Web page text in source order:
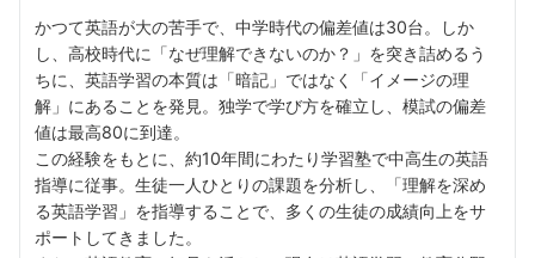
かつて英語が大の苦手で、中学時代の偏差値は30台。しか
し、高校時代に「なぜ理解できないのか？」を突き詰めるう
ちに、英語学習の本質は「暗記」ではなく「イメージの理
解」にあることを発見。独学で学び方を確立し、模試の偏差
値は最高80に到達。
この経験をもとに、約10年間にわたり学習塾で中高生の英語
指導に従事。生徒一人ひとりの課題を分析し、「理解を深め
る英語学習」を指導することで、多くの生徒の成績向上をサ
ポートしてきました。